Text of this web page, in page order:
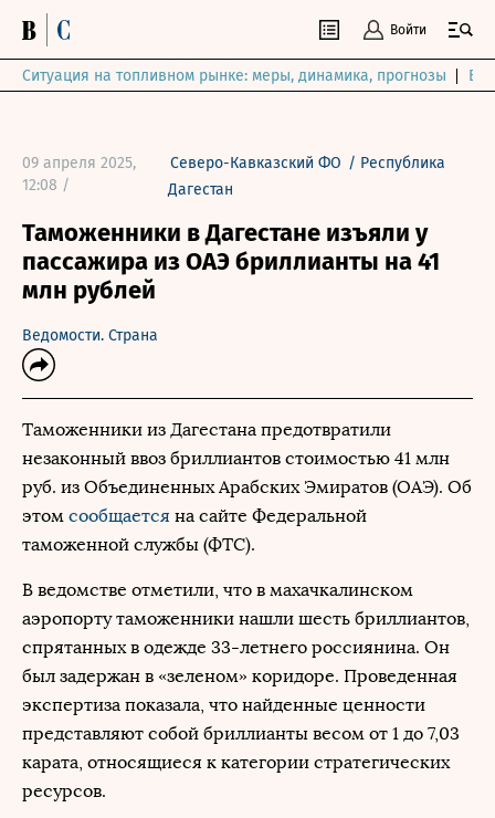
Войти
Ситуация на топливном рынке: меры, динамика, прогнозы
09 апреля 2025,
12:08 /
Северо-Кавказский ФО / Республика
Дагестан
Таможенники в Дагестане изъяли у
пассажира из ОАЭ бриллианты на 41
млн рублей
Ведомости. Страна
Таможенники из Дагестана предотвратили
незаконный ввоз бриллиантов стоимостью 41 млн
руб. из Объединенных Арабских Эмиратов (ОАЭ). Об
этом сообщается на сайте Федеральной
таможенной службы (ФТС).
В ведомстве отметили, что в махачкалинском
аэропорту таможенники нашли шесть бриллиантов,
спрятанных в одежде 33-летнего россиянина. Он
был задержан в «зеленом» коридоре. Проведенная
экспертиза показала, что найденные ценности
представляют собой бриллианты весом от 1 до 7,03
карата, относящиеся к категории стратегических
ресурсов.